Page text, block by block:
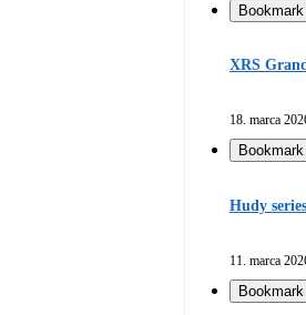
Bookmark
XRS
18. marca
Bookmark
Hudy
11. marca
Bookmark